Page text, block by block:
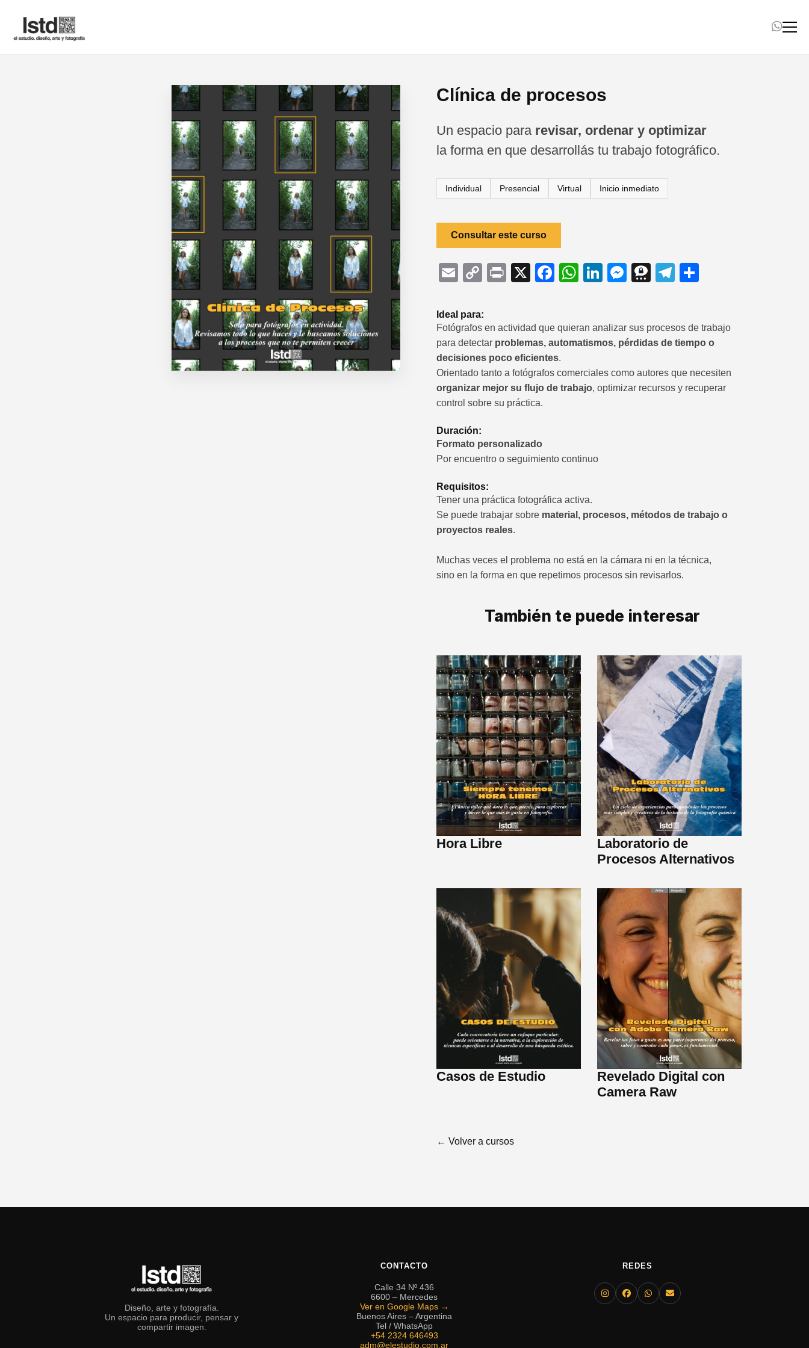
Fotografía
Cursos, Talleres y Seminarios
Noticias y novedades
Clínica de procesos
Un espacio para revisar, ordenar y optimizar
la forma en que desarrollás tu trabajo fotográfico.
Individual Presencial Virtual Inicio inmediato
Consultar este curso
EmailCopyPrint
X Facebook
WhatsApp
LinkedIn
Messenger
Threema
Telegram
Ideal para:
Fotógrafos en actividad que quieran analizar sus procesos de trabajo
para detectar problemas, automatismos, pérdidas de tiempo o
decisiones poco eficientes.
Orientado tanto a fotógrafos comerciales como autores que necesiten
organizar mejor su flujo de trabajo, optimizar recursos y recuperar
control sobre su práctica.
Duración:
Formato personalizado
Por encuentro o seguimiento continuo
Requisitos:
Tener una práctica fotográfica activa.
Se puede trabajar sobre material, procesos, métodos de trabajo o
proyectos reales.
Muchas veces el problema no está en la cámara ni en la técnica,
sino en la forma en que repetimos procesos sin revisarlos.
También te puede interesar
Hora Libre
Laboratorio de
Procesos Alternativos
Casos de Estudio
Revelado Digital con
Camera Raw
← Volver a cursos
Diseño, arte y fotografía.
Un espacio para producir, pensar y
compartir imagen.
CONTACTO
Calle 34 Nº 436
6600 – Mercedes
Ver en Google Maps →
Buenos Aires – Argentina
Tel / WhatsApp
+54 2324 646493
adm@elestudio.com.ar
REDES